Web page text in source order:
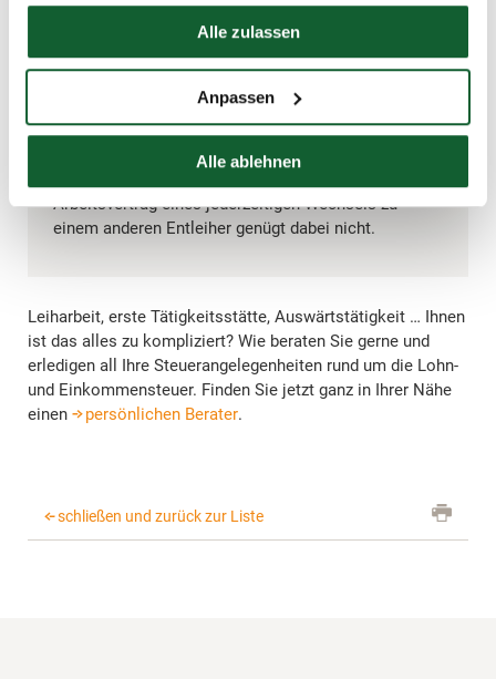
Hier finden Sie unserImpressum
Alle zulassen
Anpassen
Alle ablehnen
Tipp:
Achten Sie als Leiharbeitnehmer auf eine konkrete
und nachweisbare Befristung bis zu 48 Monaten in
der Einsatzstellenzuweisung – dann liegt immer eine
Arbeitsvertrag eines jederzeitigen Wechsels zu
einem anderen Entleiher genügt dabei nicht.
Leiharbeit, erste Tätigkeitsstätte, Auswärtstätigkeit … Ihnen
ist das alles zu kompliziert? Wie beraten Sie gerne und
erledigen all Ihre Steuerangelegenheiten rund um die Lohn-
und Einkommensteuer. Finden Sie jetzt ganz in Ihrer Nähe
einen
persönlichen Berater.
schließen und zurück zur Liste